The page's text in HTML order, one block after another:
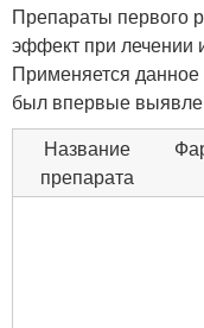
Препараты первого
эффект при лечении
Применяется
был впервые
Название
препарата